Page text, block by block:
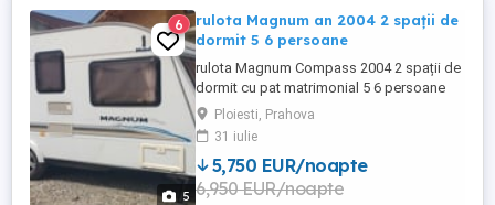
5
6
rulota Magnum an 2004 2 spații de
dormit 5 6 persoane
rulota Magnum Compass 2004 2 spații de
dormit cu pat matrimonial 5 6 persoane
fără infiltratiii podea tare cu totul
functional
Ploiesti, Prahova
31 iulie
5,750 EUR/noapte
6,950 EUR/noapte